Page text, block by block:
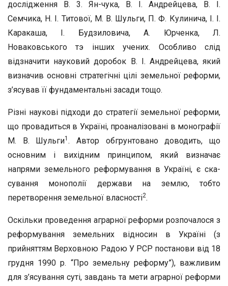
дослідження В. 3. Ян-чука, В. І. Андрейцева, В. І.
Семчика, H. І. Титової, М. В. Шуль­ги, П. Ф. Кулинича, І. І.
Каракаша, І. Будзиловича, А. Юрченка, Л.
Новаковського тэ інших учених. Особливо слід
відзначити на­уковий доробок В. І. Андрейцева, який
визначив основні страте­гічні цілі земельної реформи,
з’ясував її фундаментальні засади тощо.
Різні наукові підходи до стратегії земельної реформи,
що прова­диться в Україні, проаналізовані в монографії
М. В. Шульги1 . Ав­тор обгрунтовано доводить, що
основним і вихідним принципом, який визначає
напрями земельного реформування в Україні, є ска­
сування монополії держави на землю, тобто
перетворення земель­ної власності2.
Оскільки проведення аграрної реформи розпочалося з
реформу­вання земельних відносин в Україні (з
прийняттям Верховною Ра­дою У PCP постанови від 18
грудня 1990 р. “Про земельну рефор­му”), важливим
для з’ясування суті, завдань та мети аграрної ре­форми